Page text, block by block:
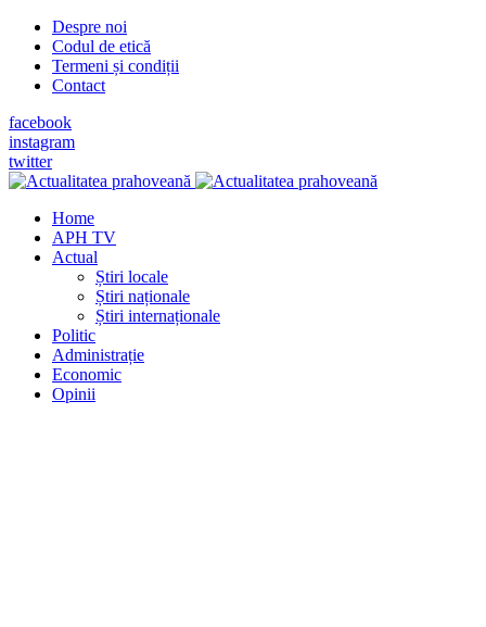
Despre noi
Codul de etică
Termeni și condiții
Contact
facebook
instagram
twitter
Home
APH TV
Actual
Știri locale
Știri naționale
Știri internaționale
Politic
Administrație
Economic
Opinii